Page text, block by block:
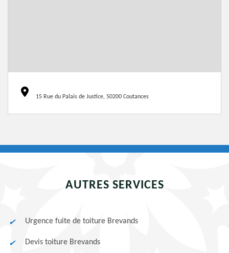
15 Rue du Palais de Justice, 50200 Coutances
AUTRES SERVICES
Urgence fuite de toiture Brevands
Devis toiture Brevands